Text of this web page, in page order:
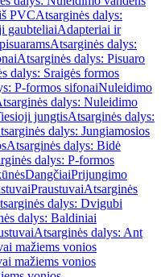
PVCAtsarginės dalys:
gaubteliaiAdapteriai ir
Atsarginės dalys:
Atsarginės dalys: Pisuaro
dalys: Sraigės formos
P-formos sifonaiNuleidimo
dalys: Nuleidimo
jungtisAtsarginės dalys:
dalys: Jungiamosios
Atsarginės dalys: Bidė
dalys: P-formos
DangčiaiPrijungimo
PraustuvaiAtsarginės
dalys: Dvigubi
dalys: Baldiniai
Atsarginės dalys: Ant
mažiems vonios
mažiems vonios